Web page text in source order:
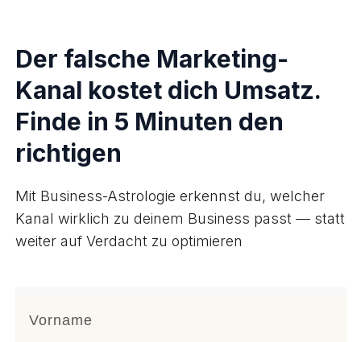
Der falsche Marketing-
Kanal kostet dich Umsatz.
Finde in 5 Minuten den
richtigen
Mit Business-Astrologie erkennst du, welcher
Kanal wirklich zu deinem Business passt — statt
weiter auf Verdacht zu optimieren